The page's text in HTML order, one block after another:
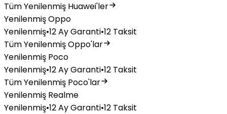
Tüm Yenilenmiş Huawei'ler
Yenilenmiş Oppo
Yenilenmiş•12 Ay Garanti•12 Taksit
Tüm Yenilenmiş Oppo'lar
Yenilenmiş Poco
Yenilenmiş•12 Ay Garanti•12 Taksit
Tüm Yenilenmiş Poco'lar
Yenilenmiş Realme
Yenilenmiş•12 Ay Garanti•12 Taksit